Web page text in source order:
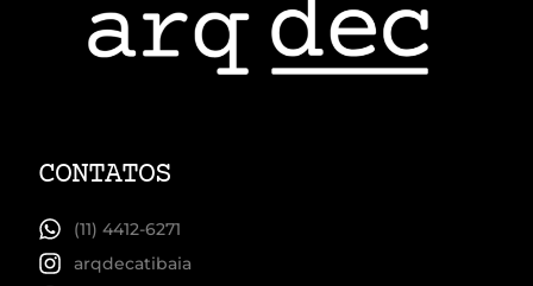
CONTATOS
(11) 4412-6271
arqdecatibaia